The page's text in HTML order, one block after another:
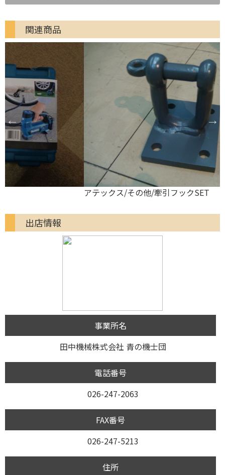
関連商品
アテックス/その他/牽引フックSET
出店情報
事業所名
田中機械株式会社 青の機士団
電話番号
026-247-2063
FAX番号
026-247-5213
住所